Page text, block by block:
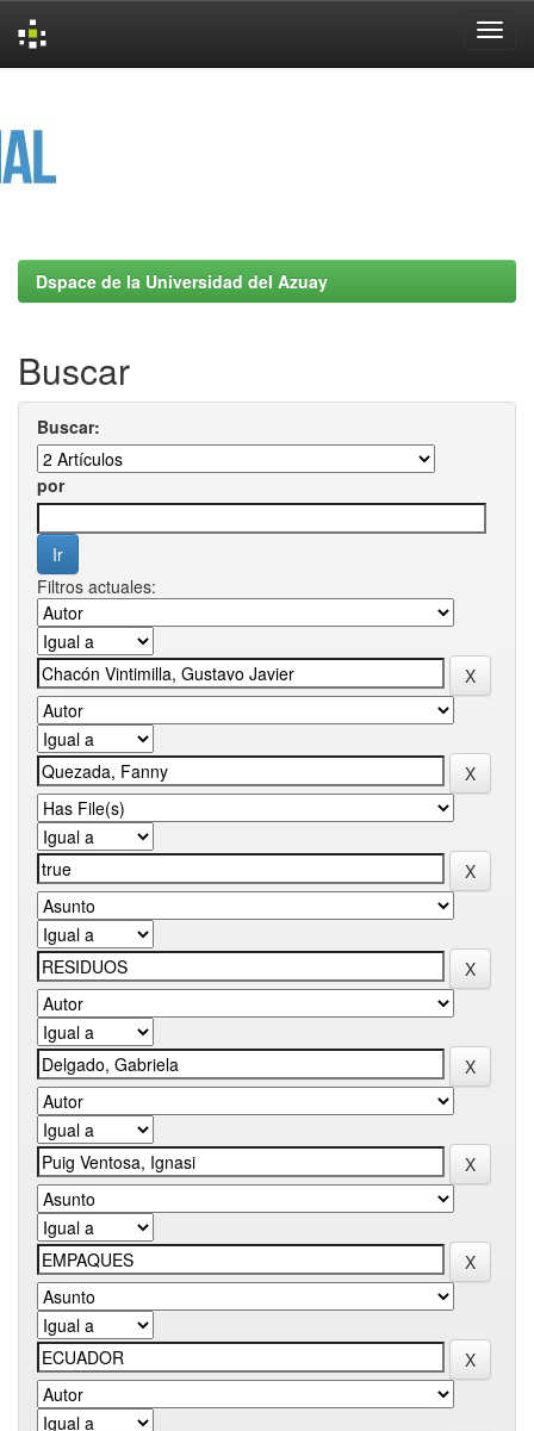
Dspace de la Universidad del Azuay
Buscar
Buscar:
por
Filtros actuales: